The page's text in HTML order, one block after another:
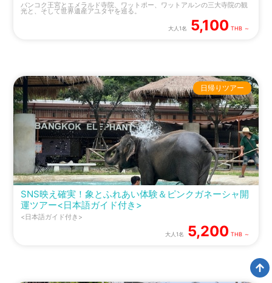
バンコク王宮とエメラルド寺院、ワットポー、ワットアルンの三大寺院の観
光と、そして世界遺産アユタヤを巡る。
大人1名 5,100 THB ～
SNS映え確実！象とふれあい体験＆ピンクガネーシャ開
運ツアー<日本語ガイド付き>
<日本語ガイド付き>
日帰りツアー
大人1名 5,200 THB ～